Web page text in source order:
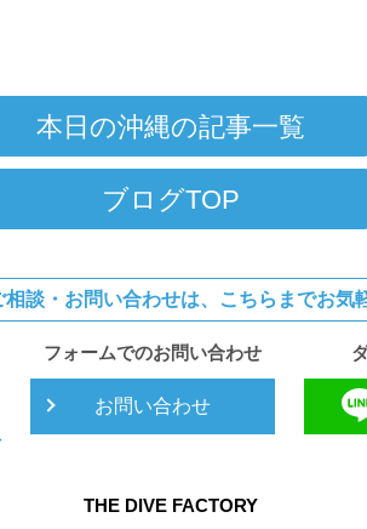
本日の沖縄の記事一覧
ブログTOP
談・お問い合わせは、 こちらまでお気
フォームでのお問い合わせ
お問い合わせ
THE DIVE FACTORY